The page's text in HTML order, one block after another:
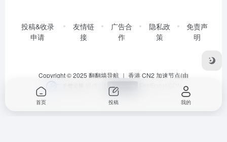
投稿&收录
申请
友情链
接
广告合
作
隐私政
策
免责声
明
Copyright © 2025 翻翻墙导航 ｜ 香港 CN2 加速节点(由
首页 投稿 我的